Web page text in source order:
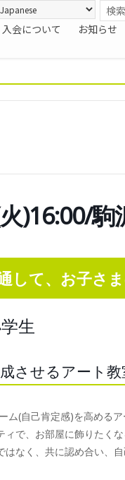
入会について お知らせ
)16:00/
して、お子さ
生
させるアート教
ム(自己肯定感)を高める
で、お部屋に飾りたく
なく、共に認め合い、自